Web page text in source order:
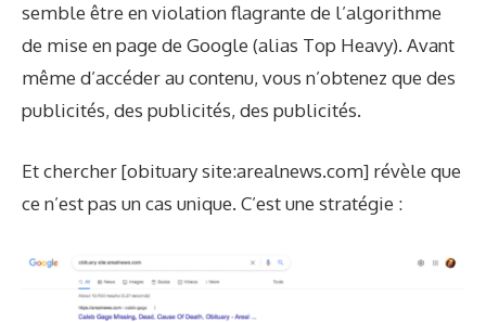
semble être en violation flagrante de l’algorithme
de mise en page de Google (alias Top Heavy). Avant
même d’accéder au contenu, vous n’obtenez que des
publicités, des publicités, des publicités.
Et chercher [obituary site:arealnews.com] révèle que
ce n’est pas un cas unique. C’est une stratégie :